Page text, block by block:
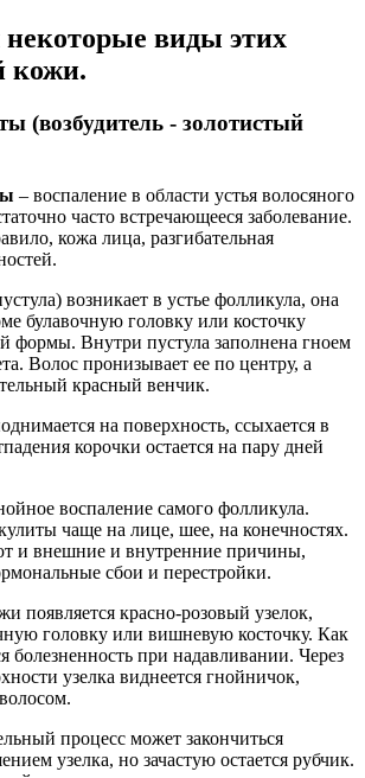
виды этих
кожи.
(возбудитель - золотистый
– воспаление в области устья волосяного
часто встречающееся заболевание.
кожа лица, разгибательная
возникает в устье фолликула, она
булавочную головку или косточку
формы. Внутри пустула заполнена гноем
Волос пронизывает ее по центру, а
красный венчик.
на поверхность, ссыхается в
корочки остается на пару дней
воспаление самого фолликула.
чаще на лице, шее, на конечностях.
и внешние и внутренние причины,
сбои и перестройки.
появляется красно-розовый узелок,
головку или вишневую косточку. Как
болезненность при надавливании. Через
узелка виднеется гнойничок,
процесс может закончиться
узелка, но зачастую остается рубчик.